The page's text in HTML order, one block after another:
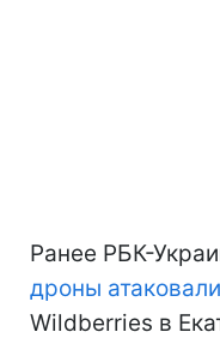
Ранее РБК-
дроны атаковали
Wildberries в